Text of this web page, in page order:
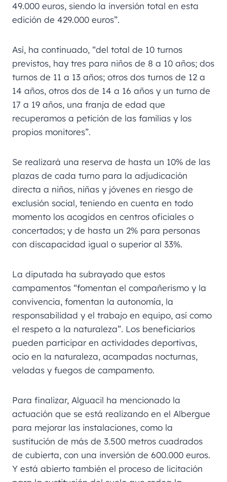
49.000 euros, siendo la inversión total en esta
edición de 429.000 euros”.
Así, ha continuado, “del total de 10 turnos
previstos, hay tres para niños de 8 a 10 años; dos
turnos de 11 a 13 años; otros dos turnos de 12 a
14 años, otros dos de 14 a 16 años y un turno de
17 a 19 años, una franja de edad que
recuperamos a petición de las familias y los
propios monitores”.
Se realizará una reserva de hasta un 10% de las
plazas de cada turno para la adjudicación
directa a niños, niñas y jóvenes en riesgo de
exclusión social, teniendo en cuenta en todo
momento los acogidos en centros oficiales o
concertados; y de hasta un 2% para personas
con discapacidad igual o superior al 33%.
La diputada ha subrayado que estos
campamentos “fomentan el compañerismo y la
convivencia, fomentan la autonomía, la
responsabilidad y el trabajo en equipo, así como
el respeto a la naturaleza”. Los beneficiarios
pueden participar en actividades deportivas,
ocio en la naturaleza, acampadas nocturnas,
veladas y fuegos de campamento.
Para finalizar, Alguacil ha mencionado la
actuación que se está realizando en el Albergue
para mejorar las instalaciones, como la
sustitución de más de 3.500 metros cuadrados
de cubierta, con una inversión de 600.000 euros.
Y está abierto también el proceso de licitación